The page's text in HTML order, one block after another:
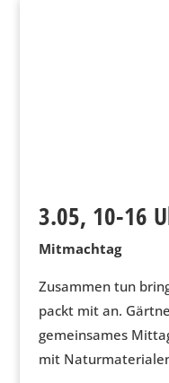
3.05, 10-16
Mitmachtag
Zusammen tun
packt mit an.
gemeinsames
mit